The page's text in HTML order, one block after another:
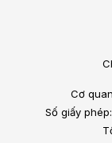
Cơ
Số giấy